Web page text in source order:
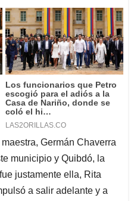
Germán Chaverra
municipio y Quibdó, la
justamente ella, Rita
a salir adelante y a